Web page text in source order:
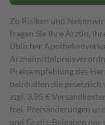
Zu Risiken und
fragen Sie Ihre Ärztin,
Üblicher
Preisempfehlung des
beinhalten die
zzgl. 3,95 €
frei. Preisänderungen
und Gratis-Beigaben